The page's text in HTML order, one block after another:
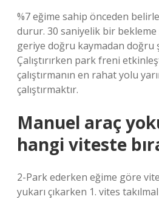
%7 eğime sahip önceden
durur. 30 saniyelik bir
geriye doğru kaymadan doğru
Çalıştırırken park freni
çalıştırmanın en rahat yolu
çalıştırmaktır.
Manuel araç
hangi viteste
2-Park ederken eğime göre
yukarı çıkarken 1. vites